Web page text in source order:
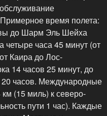
время полета:
до Шарм Эль Шейха
четыре часа 45 минут (от
Каира до Лос-
14 часов 25 минут, до
часов. Международные
(15 миль) к северо-
пути 1 час). Каждые